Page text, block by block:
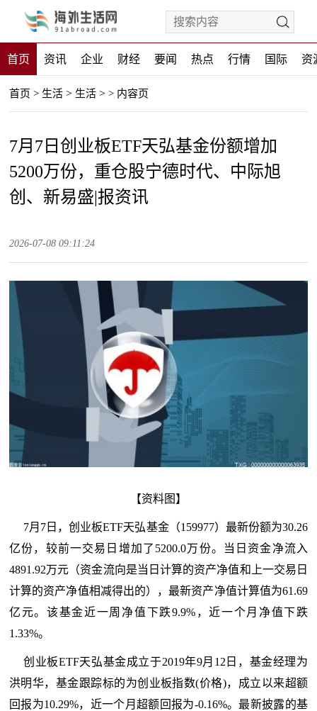
首页 资讯 企业 财经 要闻 热点 行情 国际 资
首页 > 生活 > 生活 > > 内容页
7月7日创业板ETF天弘基金份额增加
5200万份，重仓股宁德时代、中际旭
创、新易盛|报资讯
2026-07-08 09:11:24
【资料图】
7月7日，创业板ETF天弘基金（159977）最新份额为30.26
亿份，较前一交易日增加了5200.0万份。当日资金净流入
4891.92万元（资金流向是当日计算的资产净值和上一交易日
计算的资产净值相减得出的），最新资产净值计算值为61.69
亿元。该基金近一周净值下跌9.9%，近一个月净值下跌
1.33%。
创业板ETF天弘基金成立于2019年9月12日，基金经理为
洪明华，基金跟踪标的为创业板指数(价格)，成立以来超额
回报为10.29%，近一个月超额回报为-0.16%。最新披露的基